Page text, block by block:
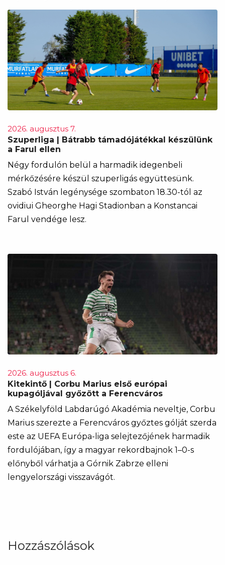
2026. augusztus 7.
Szuperliga | Bátrabb támadójátékkal készülünk
a Farul ellen
Négy fordulón belül a harmadik idegenbeli
mérkőzésére készül szuperligás együttesünk.
Szabó István legénysége szombaton 18.30-tól az
ovidiui Gheorghe Hagi Stadionban a Konstancai
Farul vendége lesz.
2026. augusztus 6.
Kitekintő | Corbu Marius első európai
kupagóljával győzött a Ferencváros
A Székelyföld Labdarúgó Akadémia neveltje, Corbu
Marius szerezte a Ferencváros győztes gólját szerda
este az UEFA Európa-liga selejtezőjének harmadik
fordulójában, így a magyar rekordbajnok 1–0-s
előnyből várhatja a Górnik Zabrze elleni
lengyelországi visszavágót.
Hozzászólások